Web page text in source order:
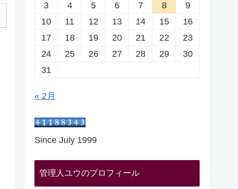
3
4 5 6 7 8
9
10
11 12 13 14 15
16
17
18 19 20 21 22
23
24
25 26 27 28 29
30
31
« 2月
Since July 1999
管理人ユウのプロフィール